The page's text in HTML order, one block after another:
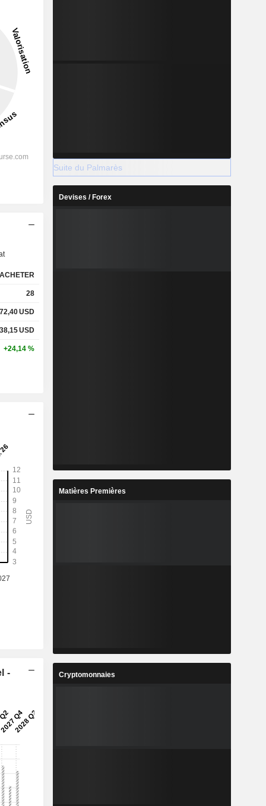
ACHETER
28
USD
USD
+24,14 %
-
Suite du Palmarès
Devises / Forex
Matières Premières
Cryptomonnaies